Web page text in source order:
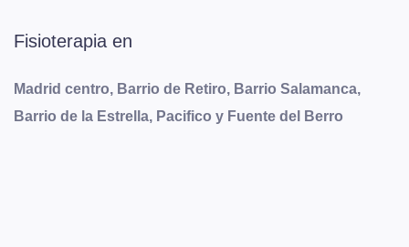
Fisioterapia en
Madrid centro, Barrio de Retiro, Barrio Salamanca,
Barrio de la Estrella, Pacifico y Fuente del Berro